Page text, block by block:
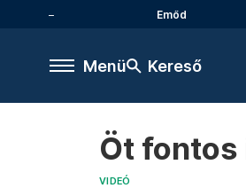
Emőd
Menü Kereső
Öt fontos
VIDEÓ